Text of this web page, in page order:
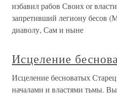
избавил рабов Своих or
запретивший легиону бесов
диаволу, Сам и ныне
Исцеление
Исцеление бесноватых
началами и властями тьмы.